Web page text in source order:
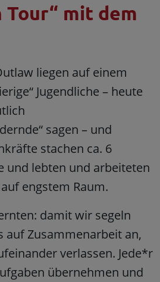
Tour“ mit dem
liegen auf einem
Jugendliche – heute
sagen – und
stachen ca. 6
und lebten und arbeiteten
engstem Raum.
damit wir segeln
auf Zusammenarbeit an,
verlassen. Jede*r
übernehmen und